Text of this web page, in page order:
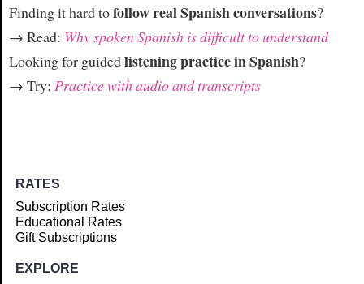
Finding it hard tofollow real Spanish conversations?
→ Read: Why spoken Spanish is difficult to understand
Looking for guidedlistening practice in Spanish?
→ Try: Practice with audio and transcripts
RATES
Subscription Rates
Educational Rates
Gift Subscriptions
EXPLORE